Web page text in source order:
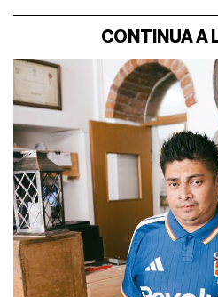
CONTINUA A